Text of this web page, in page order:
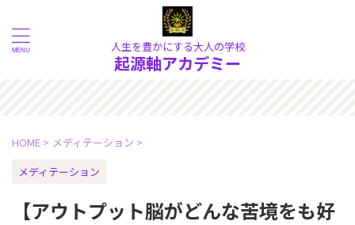
人生を豊かにする大人の学校
起源軸アカデミー
HOME > メディテーション >
メディテーション
【アウトプット脳がどんな苦境をも好